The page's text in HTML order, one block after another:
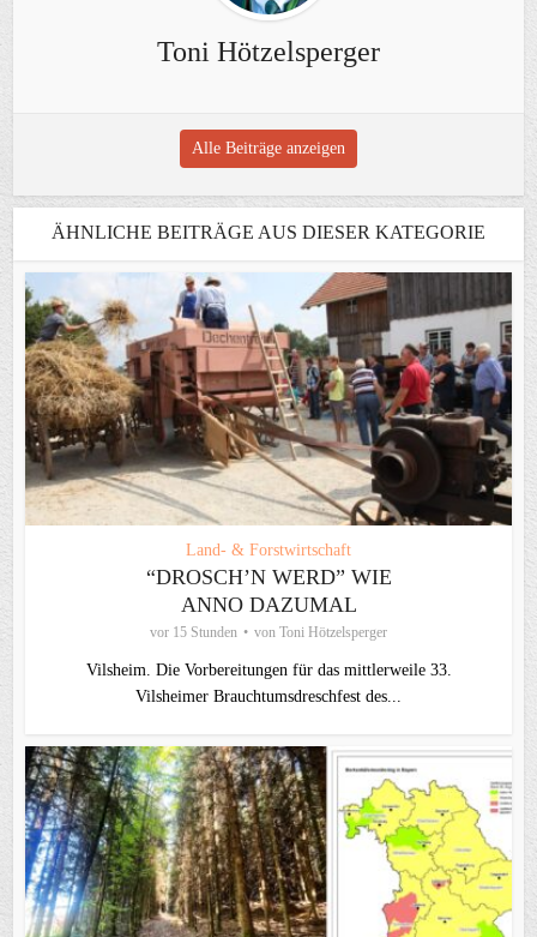
Toni Hötzelsperger
Alle Beiträge anzeigen
ÄHNLICHE BEITRÄGE AUS DIESER KATEGORIE
Land- & Forstwirtschaft
“DROSCH’N WERD” WIE
ANNO DAZUMAL
vor 15 Stunden von Toni Hötzelsperger
Vilsheim. Die Vorbereitungen für das mittlerweile 33.
Vilsheimer Brauchtumsdreschfest des...